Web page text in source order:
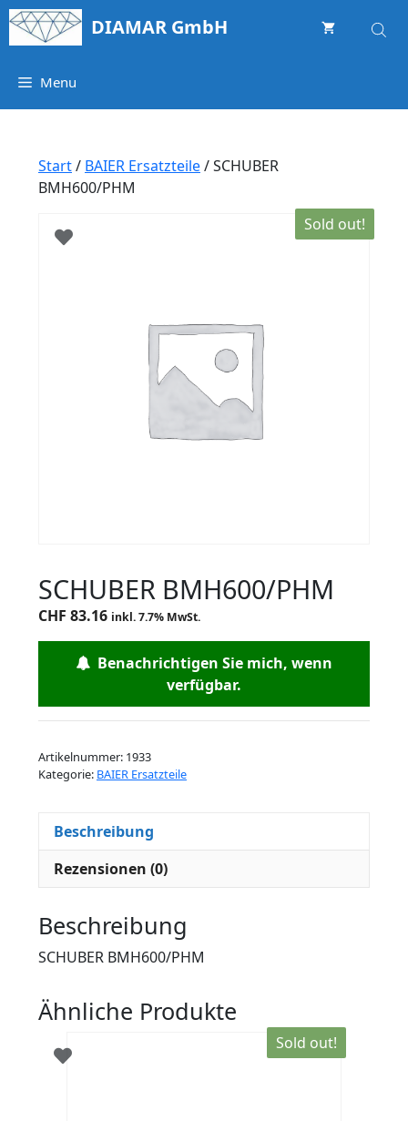
Springe
zum
DIAMAR GmbH
Menu
Start/ BAIER Ersatzteile/ SCHUBER
BMH600/PHM
Sold out!
SCHUBER BMH600/PHM
CHF 83.16 inkl. 7.7% MwSt.
Benachrichtigen Sie mich, wenn
verfügbar.
Artikelnummer: 1933
Kategorie: BAIER Ersatzteile
Beschreibung
Rezensionen (0)
Beschreibung
SCHUBER BMH600/PHM
Ähnliche Produkte
Sold out!